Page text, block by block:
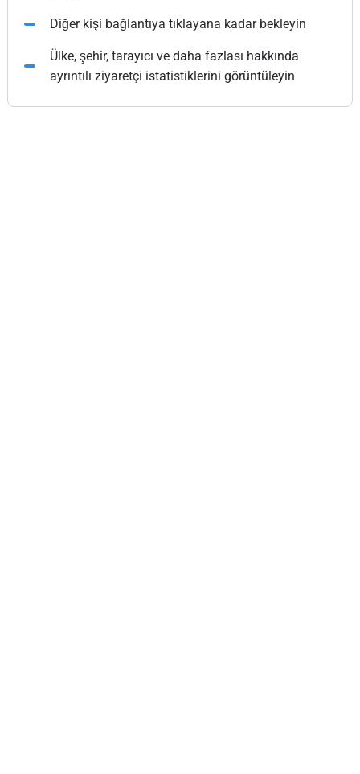
Diğer kişi bağlantıya tıklayana kadar bekleyin
Ülke, şehir, tarayıcı ve daha fazlası hakkında
ayrıntılı ziyaretçi istatistiklerini görüntüleyin